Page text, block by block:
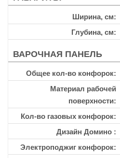
Ширина, см
Глубина, см
ВАРОЧНАЯ ПАНЕЛЬ
Общее кол-во конфорок
Материал рабочей
поверхности
Кол-во газовых конфорок
Дизайн Домино
Электроподжиг конфорок